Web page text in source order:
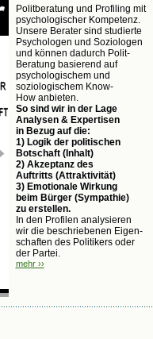
Politberatung und Profiling mit
psychologischer Kompetenz.
Unsere Berater sind studierte
Psychologen und Soziologen
und können dadurch Polit-
Beratung basierend auf
psychologischem und
soziologischem Know-
How anbieten.
So sind wir in der Lage
Analysen & Expertisen
in Bezug auf die:
1) Logik der politischen
Botschaft (Inhalt)
2) Akzeptanz des
Auftritts (Attraktivität)
3) Emotionale Wirkung
beim Bürger (Sympathie)
zu erstellen.
In den Profilen analysieren
wir die beschriebenen Eigen-
schaften des Politikers oder
der Partei.
mehr ››